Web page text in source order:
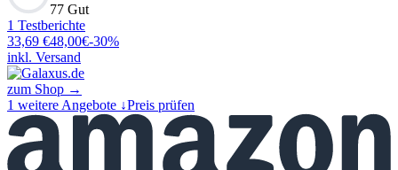
77 Gut
1 Testberichte
33,69 €48,00€-30%
inkl. Versand
zum Shop →
1 weitere Angebote ↓Preis prüfen